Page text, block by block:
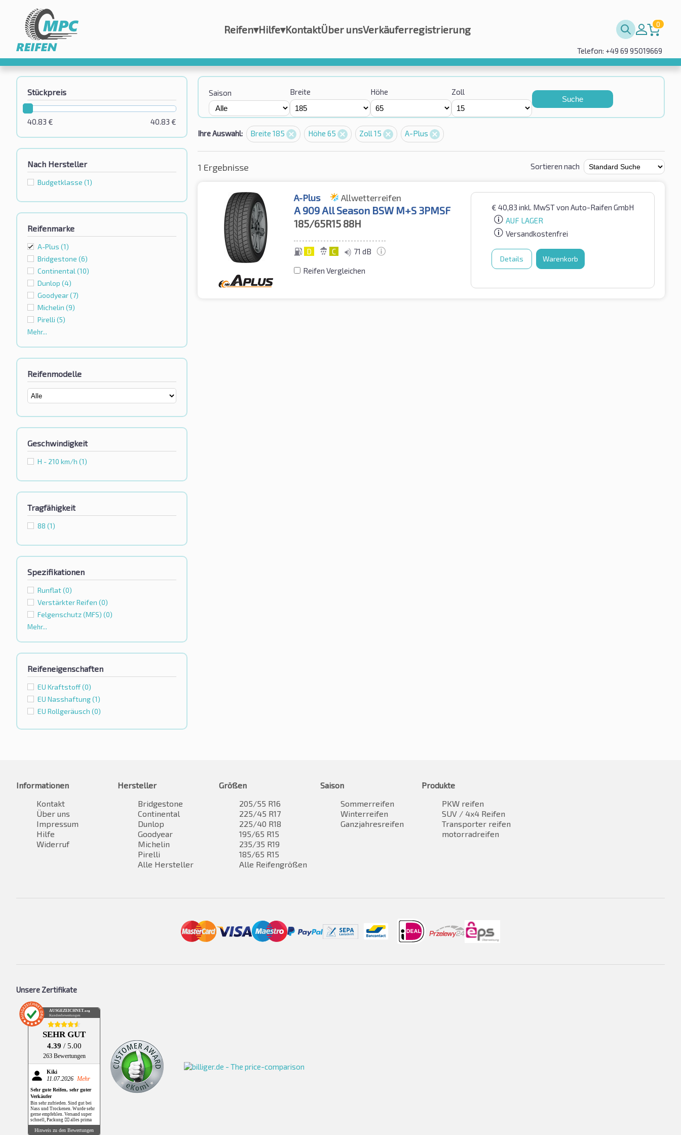
Reifen▾Hilfe▾KontaktÜber unsVerkäuferregistrierung 0
Telefon: +49 69 95019669
Stückpreis
40.83 €
40.83 €
Nach Hersteller
Budgetklassе (1)
Reifenmarke
A-Plus (1)
Bridgestone (6)
Continental (10)
Dunlop (4)
Goodyear(7)
Michelin (9)
Pirelli (5)
Mehr...
Reifenmodelle
Geschwindigkeit
H - 210 km/h (1)
Tragfähigkeit
88 (1)
Spezifikationen
Runflat(0)
Verstärkter Reifen (0)
Felgenschutz (MFS) (0)
Mehr...
Reifeneigenschaften
EU Kraftstoff(0)
EU Nasshaftung(1)
EU Rollgeräusch (0)
Saison Breite Höhe Zoll
Suche
Ihre Auswahl: Breite 185 Höhe 65 Zoll 15 A-Plus
1 Ergebnisse Sortieren nach
A-Plus Allwetterreifen
A 909 All Season BSW M+S 3PMSF
185/65R15 88H
D C 71 dB
Reifen Vergleichen
€ 40,83 inkl. MwSTvon Auto-Raifen GmbH
AUF LAGER
Versandkostenfrei
Details Warenkorb
Informationen
Kontakt
Über uns
Impressum
Hilfe
Widerruf
Hersteller
Bridgestone
Continental
Dunlop
Goodyear
Michelin
Pirelli
Alle Hersteller
Größen
205/55 R16
225/45 R17
225/40 R18
195/65 R15
235/35 R19
185/65 R15
Alle Reifengrößen
Saison
Sommerreifen
Winterreifen
Ganzjahresreifen
Produkte
PKW reifen
SUV / 4x4 Reifen
Transporter reifen
motorradreifen
Unsere Zertifikate
AUSGEZEICHNET .org
Kundenbewertungen
SEHR GUT
4.39 / 5.00
263 Bewertungen
Kiki
11.07.2026 Mehr
Sehr gute Reifen, sehr guter
Verkäufer
Bin sehr zufrieden. Sind gut bei
Nass und Trockenen. Wurde sehr
gerne empfehlen. Versand super
schnell, Packung 👌🏻 alles prima
Hinweis zu den Bewertungen